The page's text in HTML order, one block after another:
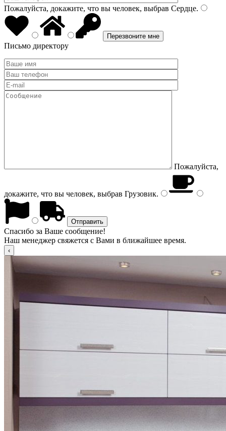
Пожалуйста, докажите, что вы человек, выбрав Сердце.
Письмо директору
Пожалуйста,
докажите, что вы человек, выбрав Грузовик.
Спасибо за Ваше сообщение!
Наш менеджер свяжется с Вами в ближайшее время.